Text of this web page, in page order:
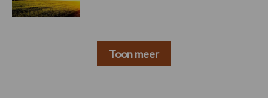
Toon meer